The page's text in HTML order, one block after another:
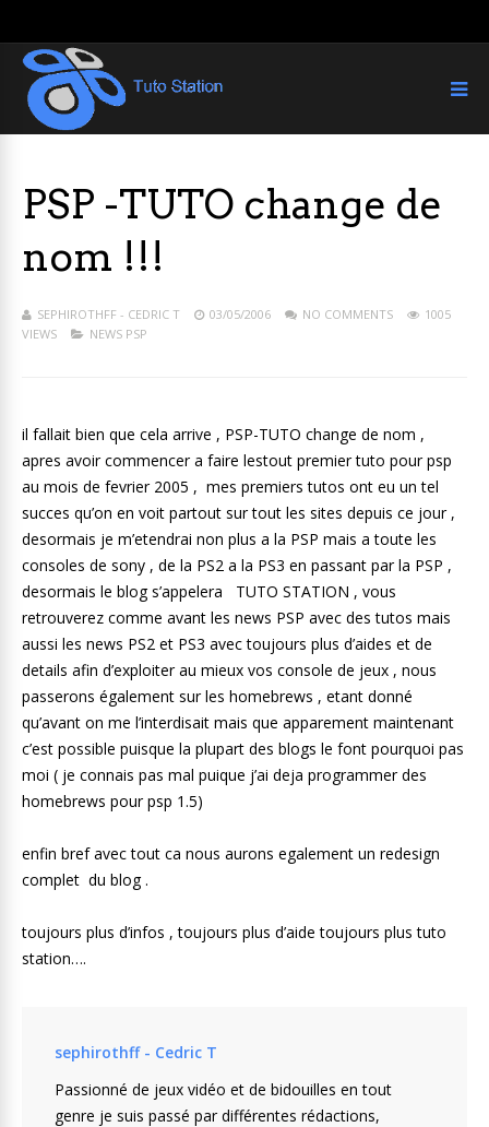
PSP -TUTO change de
nom !!!
SEPHIROTHFF - CEDRIC T 03/05/2006 NO COMMENTS
1005
VIEWS
NEWS PSP
il fallait bien que cela arrive , PSP-TUTO change de nom ,
apres avoir commencer a faire lestout premier tuto pour psp
au mois de fevrier 2005 , mes premiers tutos ont eu un tel
succes qu’on en voit partout sur tout les sites depuis ce jour ,
desormais je m’etendrai non plus a la PSP mais a toute les
consoles de sony , de la PS2 a la PS3 en passant par la PSP ,
desormais le blog s’appelera TUTO STATION , vous
retrouverez comme avant les news PSP avec des tutos mais
aussi les news PS2 et PS3 avec toujours plus d’aides et de
details afin d’exploiter au mieux vos console de jeux , nous
passerons également sur les homebrews , etant donné
qu’avant on me l’interdisait mais que apparement maintenant
c’est possible puisque la plupart des blogs le font pourquoi pas
moi ( je connais pas mal puique j’ai deja programmer des
homebrews pour psp 1.5)
enfin bref avec tout ca nous aurons egalement un redesign
complet du blog .
toujours plus d’infos , toujours plus d’aide toujours plus tuto
station….
sephirothff - Cedric T
Passionné de jeux vidéo et de bidouilles en tout
genre je suis passé par différentes rédactions,